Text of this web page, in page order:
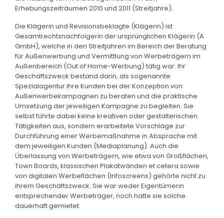
Erhebungszeiträumen 2010 und 2011 (Streitjahre).
Die Klägerin und Revisionsbeklagte (Klägerin) ist
Gesamtrechtsnachfolgerin der ursprünglichen Klägerin (A
GmbH), welche in den Streitjahren im Bereich der Beratung
für Außenwerbung und Vermittlung von Werbeträgern im
Außenbereich (Out of Home-Werbung) tätig war. Ihr
Geschäftszweck bestand darin, als sogenannte
Spezialagentur ihre Kunden bei der Konzeption von
Außenwerbekampagnen zu beraten und die praktische
Umsetzung der jeweiligen Kampagne zu begleiten. Sie
selbst führte dabei keine kreativen oder gestalterischen
Tätigkeiten aus, sondern erarbeitete Vorschläge zur
Durchführung einer Werbemaßnahme in Absprache mit
dem jeweiligen Kunden (Mediaplanung). Auch die
Überlassung von Werbeträgern, wie etwa von Großflächen,
Town Boards, klassischen Plakatwänden et cetera sowie
von digitalen Werbeflächen (Infoscreens) gehörte nicht zu
ihrem Geschäftszweck. Sie war weder Eigentümerin
entsprechender Werbeträger, noch hatte sie solche
dauerhaft gemietet.